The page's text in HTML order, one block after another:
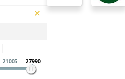
21005 27990